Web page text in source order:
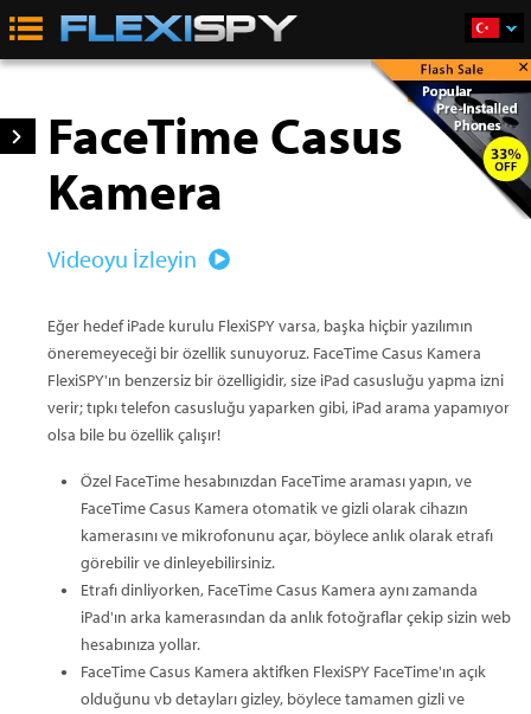
Satın Al ×
FaceTime Casus
Kamera
Videoyu İzleyin
Eğer hedef iPade kurulu FlexiSPY varsa, başka hiçbir yazılımın
öneremeyeceği bir özellik sunuyoruz. FaceTime Casus Kamera
FlexiSPY'ın benzersiz bir özelligidir, size iPad casusluğu yapma izni
verir; tıpkı telefon casusluğu yaparken gibi, iPad arama yapamıyor
olsa bile bu özellik çalışır!
Özel FaceTime hesabınızdan FaceTime araması yapın, ve
FaceTime Casus Kamera otomatik ve gizli olarak cihazın
kamerasını ve mikrofonunu açar, böylece anlık olarak etrafı
görebilir ve dinleyebilirsiniz.
Etrafı dinliyorken, FaceTime Casus Kamera aynı zamanda
iPad'ın arka kamerasından da anlık fotoğraflar çekip sizin web
hesabınıza yollar.
FaceTime Casus Kamera aktifken FlexiSPY FaceTime'ın açık
olduğunu vb detayları gizley, böylece tamamen gizli ve